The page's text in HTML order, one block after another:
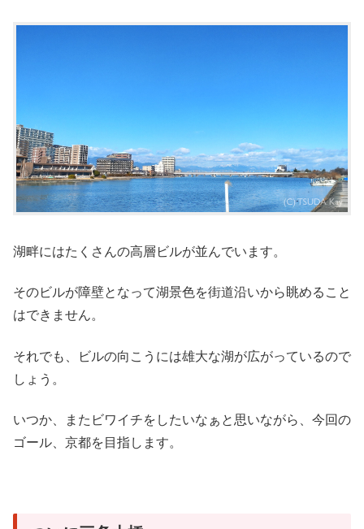
湖畔にはたくさんの高層ビルが並んでいます。
そのビルが障壁となって湖景色を街道沿いから眺めること
はできません。
それでも、ビルの向こうには雄大な湖が広がっているので
しょう。
いつか、またビワイチをしたいなぁと思いながら、今回の
ゴール、京都を目指します。